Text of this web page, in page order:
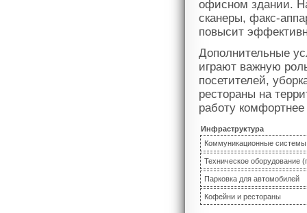
офисном здании.
сканеры, факс-
повысит
Дополнительные
играют важную
посетителей,
рестораны на
работу комфортнее
Инфраструктура
Коммуникационные
Техническое оборудование
Парковка для автомобилей
Кофейни и рестораны